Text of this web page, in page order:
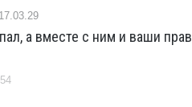
17.03.29
а вместе с ним и ваши